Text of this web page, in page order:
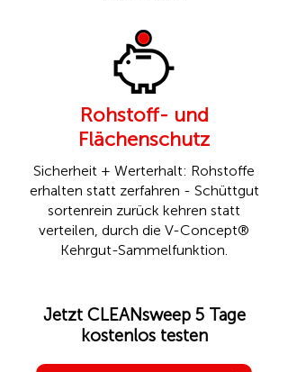
Rohstoff- und
Flächenschutz
Sicherheit + Werterhalt: Rohstoffe
erhalten statt zerfahren - Schüttgut
sortenrein zurück kehren statt
verteilen, durch die V-Concept®
Kehrgut-Sammelfunktion.
Jetzt CLEANsweep 5 Tage
kostenlos testen